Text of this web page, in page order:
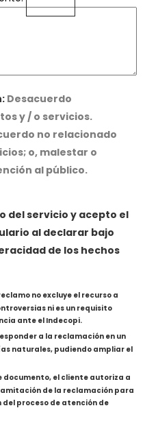
Desacuerdo
y / o servicios.
no relacionado
o, malestar o
al público.
del servicio y acepto el
al declarar bajo
de los hechos
no excluye el recurso a
ni es un requisito
ante el Indecopi.
a la reclamación en un
naturales, pudiendo ampliar el
documento, el cliente autoriza a
de la reclamación para
proceso de atención de